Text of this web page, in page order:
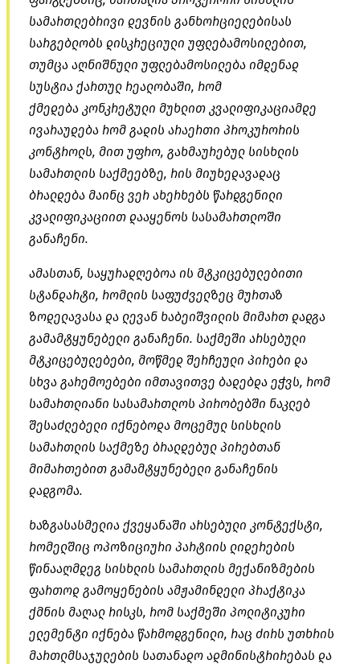
სამართლებრივი დევნის განხორციელებისას
სარგებლობს დისკრეციული უფლებამოსილებით,
თუმცა აღნიშნული უფლებამოსილება იმდენად
სუსტია ქართულ რეალობაში, რომ
ქმედება კონკრეტული მუხლით კვალიფიკაციამდე
ივარაუდება რომ გადის არაერთი პროკურორის
კონტროლს, მით უფრო, გახმაურებულ სისხლის
სამართლის საქმეებზე, რის მიუხედავადაც
ბრალდება მაინც ვერ ახერხებს წარდგენილი
კვალიფიკაციით დააყენოს სასამართლოში
განაჩენი.
ამასთან, საყურადღებოა ის მტკიცებულებითი
სტანდარტი, რომლის საფუძველზეც მურთაზ
ზოდელავასა და ლევან ხაბეიშვილის მიმართ დადგა
გამამტყუნებელი განაჩენი. საქმეში არსებული
მტკიცებულებები, მოწმედ შერჩეული პირები და
სხვა გარემოებები იმთავითვე ბადებდა ეჭვს, რომ
სამართლიანი სასამართლოს პირობებში ნაკლებ
შესაძლებელი იქნებოდა მოცემულ სისხლის
სამართლის საქმეზე ბრალდებულ პირებთან
მიმართებით გამამტყუნებელი განაჩენის
დადგომა.
ხაზგასასმელია ქვეყანაში არსებული კონტექსტი,
რომელშიც ოპოზიციური პარტიის ლიდერების
წინააღმდეგ სისხლის სამართლის მექანიზმების
ფართოდ გამოყენების ამჟამინდელი პრაქტიკა
ქმნის მაღალ რისკს, რომ საქმეში პოლიტიკური
ელემენტი იქნება წარმოდგენილი, რაც ძირს უთხრის
მართლმსაჯულების სათანადო ადმინისტრირებას და